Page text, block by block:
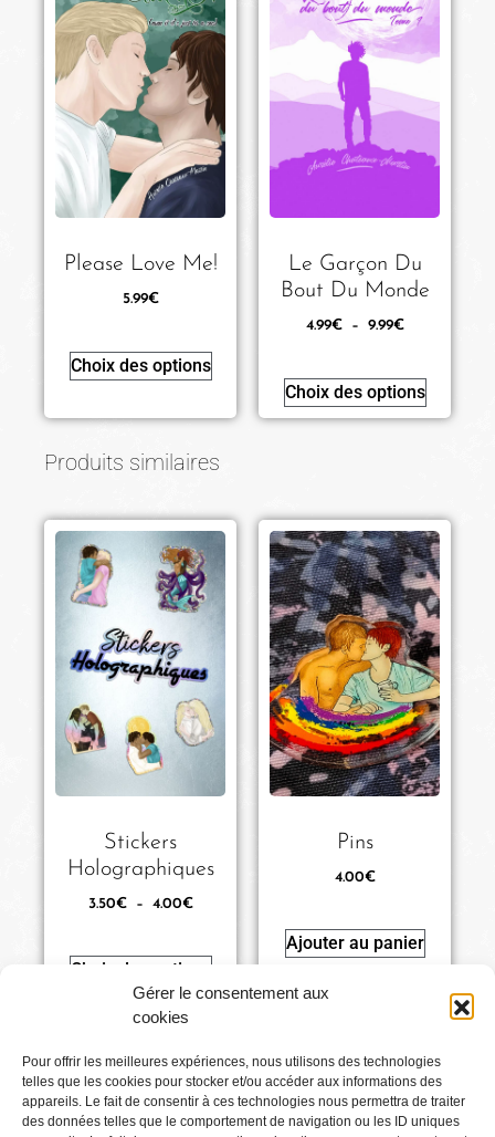
Gérer le consentement aux
cookies
Pour offrir les meilleures expériences, nous utilisons des technologies
telles que les cookies pour stocker et/ou accéder aux informations des
appareils. Le fait de consentir à ces technologies nous permettra de traiter
des données telles que le comportement de navigation ou les ID uniques
Please Love Me!
5.99€
Choix des options
Le Garçon Du
Bout Du Monde
4.99€ – 9.99€
Choix des options
Produits similaires
Stickers
Holographiques
3.50€ – 4.00€
Choix des options
Pins
4.00€
Ajouter au panier
Conditions générales